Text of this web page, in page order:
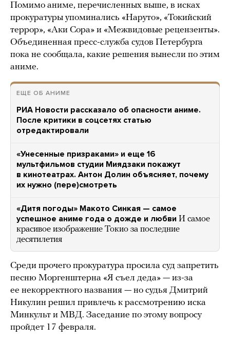
Помимо аниме, перечисленных выше, в исках
прокуратуры упоминались «Наруто», «Токийский
террор», «Аки Сора» и «Межвидовые рецензенты».
Объединенная пресс-служба судов Петербурга
пока не сообщала, какие решения вынесли по этим
аниме.
ЕЩЕ ОБ АНИМЕ
РИА Новости рассказало об опасности аниме.
После критики в соцсетях статью
отредактировали
«Унесенные призраками» и еще 16
мультфильмов студии Миядзаки покажут
в кинотеатрах. Антон Долин объясняет, почему
их нужно (пере)смотреть
«Дитя погоды» Макото Синкая — самое
успешное аниме года о дожде и любви И самое
красивое изображение Токио за последние
десятилетия
Среди прочего прокуратура просила суд запретить
песню Моргенштерна «Я съел деда» — из-за
ее некорректного названия — но судья Дмитрий
Никулин решил привлечь к рассмотрению иска
Минкульт и МВД. Заседание по этому вопросу
пройдет 17 февраля.